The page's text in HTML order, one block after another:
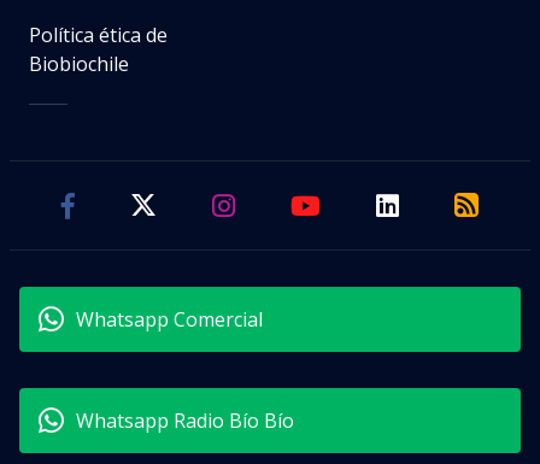
Política ética de
Biobiochile
Whatsapp Comercial
Whatsapp Radio Bío Bío